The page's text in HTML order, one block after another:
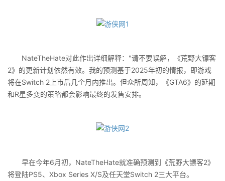
NateTheHate对此作出详细解释："请不要误解，《荒野大镖客
2》的更新计划依然有效。我的预测基于2025年初的情报，即游戏
将在Switch 2上市后几个月内推出。但众所周知，《GTA6》的延期
和R星多变的策略都会影响最终的发售安排。
早在今年6月初，NateTheHate就准确预测到《荒野大镖客2》
将登陆PS5、Xbox Series X/S及任天堂Switch 2三大平台。